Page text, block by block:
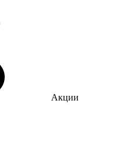
Акции